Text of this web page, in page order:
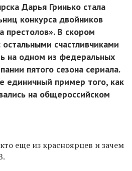
Дарья Гринько стала
конкурса двойников
престолов». В скором
счастливчиками
на одном из федеральных
пятого сезона сериала.
единичный пример того, как
на общероссийском
еще из красноярцев и зачем